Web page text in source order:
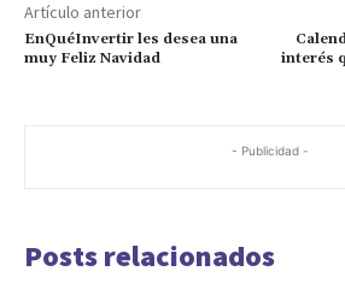
Artículo anterior
EnQuéInvertir les desea una
muy Feliz Navidad
interés
- Publicidad -
Posts relacionados